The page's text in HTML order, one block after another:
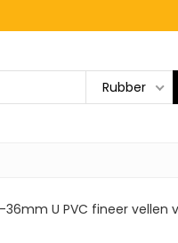
Rubber
U PVC fineer